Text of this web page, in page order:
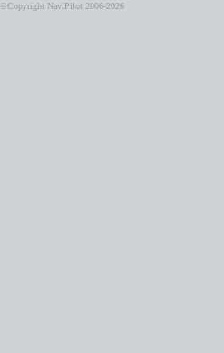
©Copyright NaviPilot 2006-2026